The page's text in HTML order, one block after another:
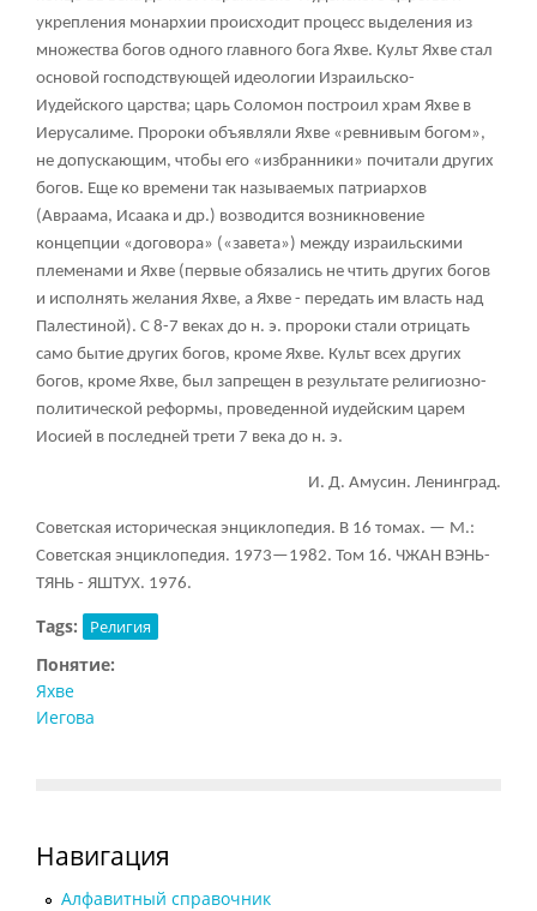
укрепления монархии происходит процесс выделения из
множества богов одного главного бога Яхве. Культ Яхве стал
основой господствующей идеологии Израильско-
Иудейского царства; царь Соломон построил храм Яхве в
Иерусалиме. Пророки объявляли Яхве «ревнивым богом»,
не допускающим, чтобы его «избранники» почитали других
богов. Еще ко времени так называемых патриархов
(Авраама, Исаака и др.) возводится возникновение
концепции «договора» («завета») между израильскими
племенами и Яхве (первые обязались не чтить других богов
и исполнять желания Яхве, а Яхве - передать им власть над
Палестиной). С 8-7 веках до н. э. пророки стали отрицать
само бытие других богов, кроме Яхве. Культ всех других
богов, кроме Яхве, был запрещен в результате религиозно-
политической реформы, проведенной иудейским царем
Иосией в последней трети 7 века до н. э.
И. Д. Амусин. Ленинград.
Советская историческая энциклопедия. В 16 томах. — М.:
Советская энциклопедия. 1973—1982. Том 16. ЧЖАН ВЭНЬ-
ТЯНЬ - ЯШТУХ. 1976.
Tags: Религия
Понятие:
Яхве
Иегова
Навигация
Алфавитный справочник